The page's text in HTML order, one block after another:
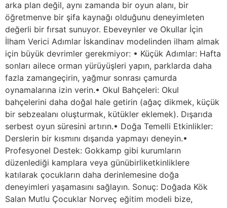
arka plan değil, aynı zamanda bir oyun alanı, bir
öğretmenve bir şifa kaynağı olduğunu deneyimleten
değerli bir fırsat sunuyor. Ebeveynler ve Okullar İçin
İlham Verici Adımlar İskandinav modelinden ilham almak
için büyük devrimler gerekmiyor: • Küçük Adımlar: Hafta
sonları ailece orman yürüyüşleri yapın, parklarda daha
fazla zamangeçirin, yağmur sonrası çamurda
oynamalarına izin verin.• Okul Bahçeleri: Okul
bahçelerini daha doğal hale getirin (ağaç dikmek, küçük
bir sebzealanı oluşturmak, kütükler eklemek). Dışarıda
serbest oyun süresini artırın.• Doğa Temelli Etkinlikler:
Derslerin bir kısmını dışarıda yapmayı deneyin.•
Profesyonel Destek: Gokkamp gibi kurumların
düzenlediği kamplara veya günübirliketkinliklere
katılarak çocukların daha derinlemesine doğa
deneyimleri yaşamasını sağlayın. Sonuç: Doğada Kök
Salan Mutlu Çocuklar Norveç eğitim modeli bize,